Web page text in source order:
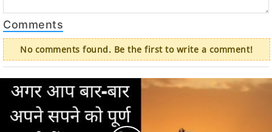
Comments
No comments found. Be the first to write a comment!